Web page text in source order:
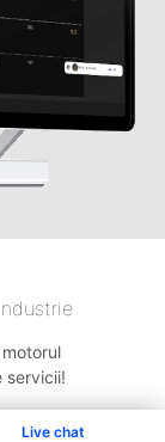
Live chat
servicii!